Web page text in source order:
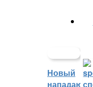
Новый